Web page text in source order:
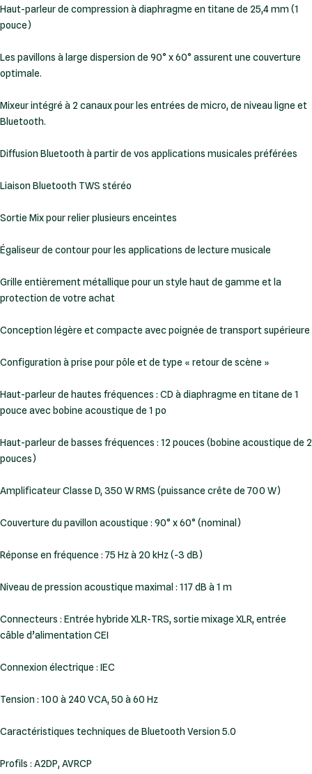
Haut-parleur de compression à diaphragme en titane de 25,4 mm (1
pouce)
Les pavillons à large dispersion de 90° x 60° assurent une couverture
optimale.
Mixeur intégré à 2 canaux pour les entrées de micro, de niveau ligne et
Bluetooth.
Diffusion Bluetooth à partir de vos applications musicales préférées
Liaison Bluetooth TWS stéréo
Sortie Mix pour relier plusieurs enceintes
Égaliseur de contour pour les applications de lecture musicale
Grille entièrement métallique pour un style haut de gamme et la
protection de votre achat
Conception légère et compacte avec poignée de transport supérieure
Configuration à prise pour pôle et de type « retour de scène »
Haut-parleur de hautes fréquences : CD à diaphragme en titane de 1
pouce avec bobine acoustique de 1 po
Haut-parleur de basses fréquences : 12 pouces (bobine acoustique de 2
pouces)
Amplificateur Classe D, 350 W RMS (puissance crête de 700 W)
Couverture du pavillon acoustique : 90° x 60° (nominal)
Réponse en fréquence : 75 Hz à 20 kHz (-3 dB)
Niveau de pression acoustique maximal : 117 dB à 1 m
Connecteurs : Entrée hybride XLR-TRS, sortie mixage XLR, entrée
câble d’alimentation CEI
Connexion électrique : IEC
Tension : 100 à 240 VCA, 50 à 60 Hz
Caractéristiques techniques de Bluetooth Version 5.0
Profils : A2DP, AVRCP